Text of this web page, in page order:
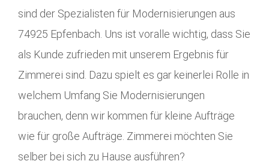
sind der Spezialisten für Modernisierungen aus
74925 Epfenbach. Uns ist voralle wichtig, dass Sie
als Kunde zufrieden mit unserem Ergebnis für
Zimmerei sind. Dazu spielt es gar keinerlei Rolle in
welchem Umfang Sie Modernisierungen
brauchen, denn wir kommen für kleine Aufträge
wie für große Aufträge. Zimmerei möchten Sie
selber bei sich zu Hause ausführen?